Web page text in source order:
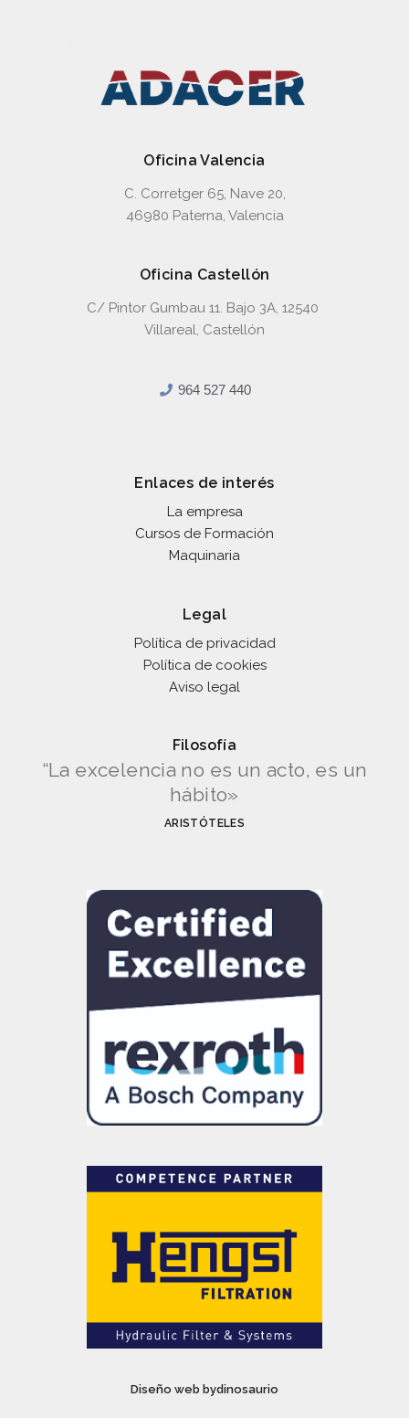
Oficina Valencia
C. Corretger 65, Nave 20,
46980 Paterna, Valencia
Oficina Castellón
C/ Pintor Gumbau 11. Bajo 3A, 12540
Villareal, Castellón
964 527 440
Enlaces de interés
La empresa
Cursos de Formación
Maquinaria
Legal
Política de privacidad
Política de cookies
Aviso legal
Filosofía
“La excelencia no es un acto, es un
hábito»
ARISTÓTELES
Diseño web bydinosaurio